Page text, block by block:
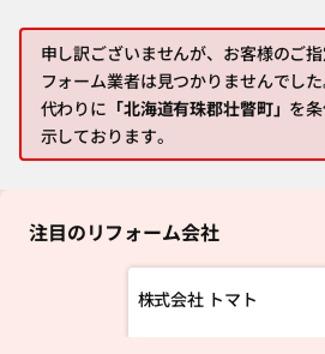
申し訳ございませんが、お客様のご
フォーム業者は見つかりませんでした
代わりに 「北海道有珠郡壮瞥町」 を
示しております。
注目のリフォーム会社
株式会社 トマト